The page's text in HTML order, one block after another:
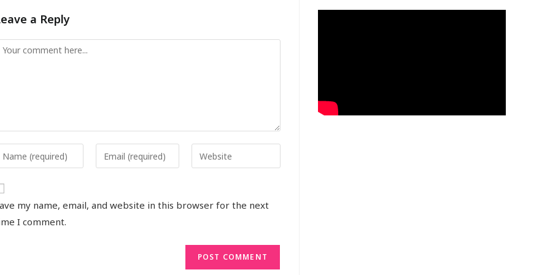
a Reply
my name, email, and website in this browser for the next
I comment.